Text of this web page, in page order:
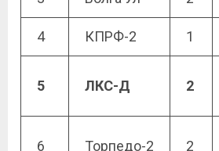
4 КПРФ-2 1
5 ЛКС-Д 2
6 Торпедо-2 2